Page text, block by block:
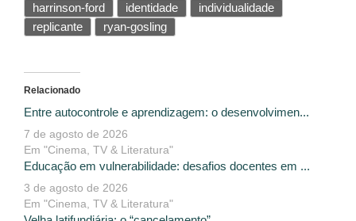
harrinson-ford
identidade
individualidade
replicante
ryan-gosling
Relacionado
Entre autocontrole e aprendizagem: o desenvolvimen...
7 de agosto de 2026
Em "Cinema, TV & Literatura"
Educação em vulnerabilidade: desafios docentes em ...
3 de agosto de 2026
Em "Cinema, TV & Literatura"